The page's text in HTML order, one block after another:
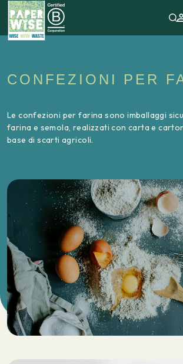
CONFEZIONI PER
Le confezioni per farina sono imballaggi
farina e semola, realizzati con carta e
base di scarti agricoli.